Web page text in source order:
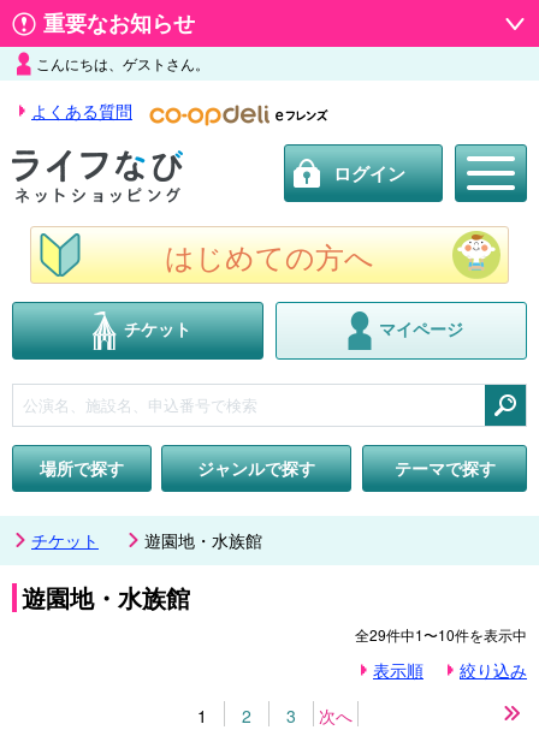
重要なお知らせ
こんにちは、ゲストさん。
よくある質問
ログイン
はじめての方へ
チケット マイページ
場所で探す
ジャンルで探す テーマで探す
チケット 遊園地・水族館
遊園地・水族館
全29件中1〜10件を表示中
表示順
絞り込み
1
2 3 次へ